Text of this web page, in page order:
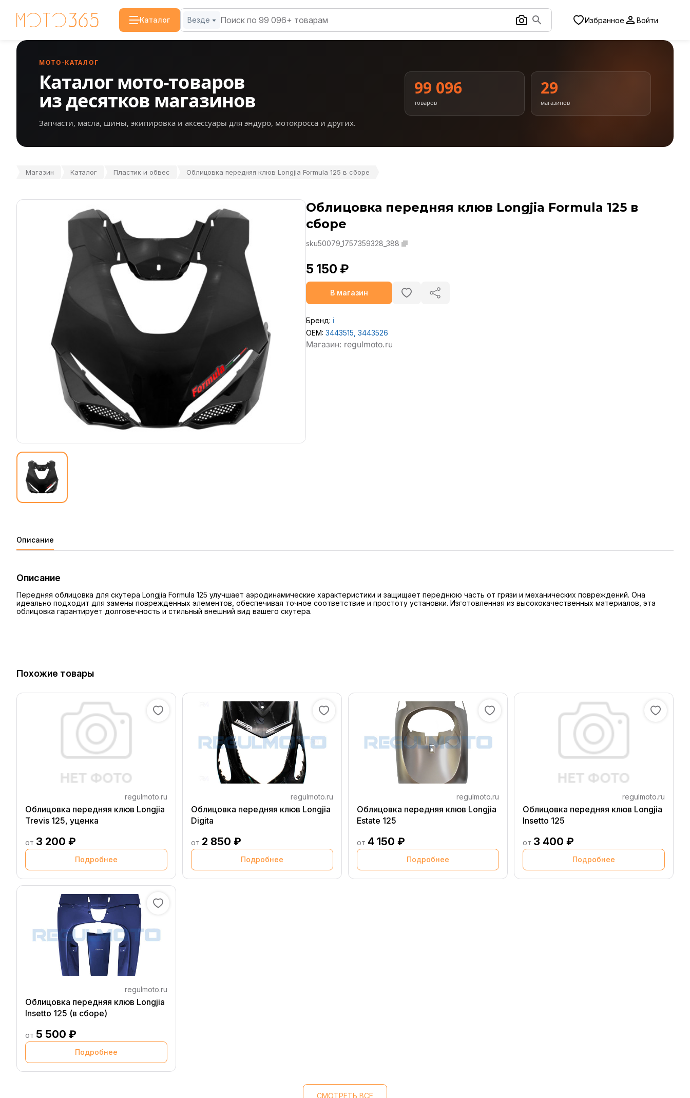
Каталог Везде Избранное Войти
МОТО-КАТАЛОГ
Каталог мото-товаров
из десятков магазинов
Запчасти, масла, шины, экипировка и аксессуары для эндуро, мотокросса и других.
99 096
товаров
29
магазинов
Магазин Каталог Пластик и обвес Облицовка передняя клюв Longjia Formula 125 в сборе
Облицовка передняя клюв Longjia Formula 125 в
сборе
sku50079_1757359328_388
5 150 ₽
В магазин
Бренд: ℹ️
OEM: 3443515, 3443526
Описание
Описание
Передняя облицовка для скутера Longjia Formula 125 улучшает аэродинамические характеристики и защищает переднюю часть от грязи и механических повреждений. Она
идеально подходит для замены поврежденных элементов, обеспечивая точное соответствие и простоту установки. Изготовленная из высококачественных материалов, эта
облицовка гарантирует долговечность и стильный внешний вид вашего скутера.
Похожие товары
regulmoto.ru
Облицовка передняя клюв Longjia
Trevis 125, уценка
от 3 200 ₽
Подробнее
regulmoto.ru
Облицовка передняя клюв Longjia
Digita
от 2 850 ₽
Подробнее
regulmoto.ru
Облицовка передняя клюв Longjia
Estate 125
от 4 150 ₽
Подробнее
regulmoto.ru
Облицовка передняя клюв Longjia
Insetto 125
от 3 400 ₽
Подробнее
regulmoto.ru
Облицовка передняя клюв Longjia
Insetto 125 (в сборе)
от 5 500 ₽
Подробнее
СМОТРЕТЬ ВСЕ